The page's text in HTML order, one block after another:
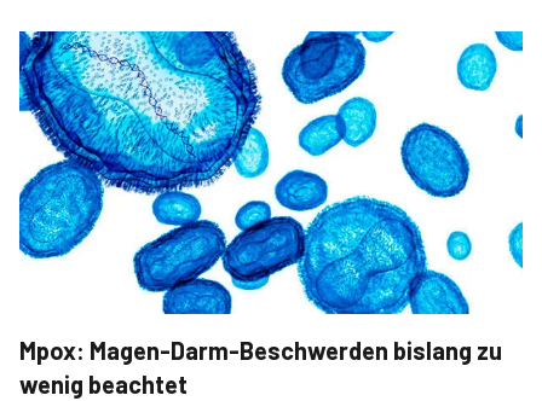
Mpox: Magen-Darm-Beschwerden bislang zu
wenig beachtet